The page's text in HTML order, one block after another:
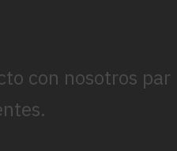
con nosotros